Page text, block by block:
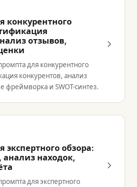
конкурентного
отзывов,
для конкурентного
конкурентов, анализ
фреймворка и SWOT-синтез.
обзора:
находок,
для экспертного